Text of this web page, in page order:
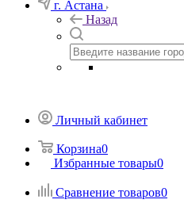
г. Астана
Назад
Личный кабинет
Корзина0
Избранные товары0
Сравнение товаров0